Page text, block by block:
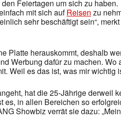
Feiertagen um sich zu haben.
mit sich aufReisen zu
sehr beschäftigt sein“, merkt
Platte herauskommt, deshalb
Werbung dafür zu machen. Wo
Weil es das ist, was mir wichtig
hat die 25-Jährige derweil
es, in allen Bereichen so
Showbiz verrät sie dazu: